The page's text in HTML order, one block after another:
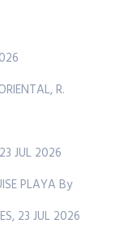
R.
JUL 2026
PLAYA By
23 JUL 2026